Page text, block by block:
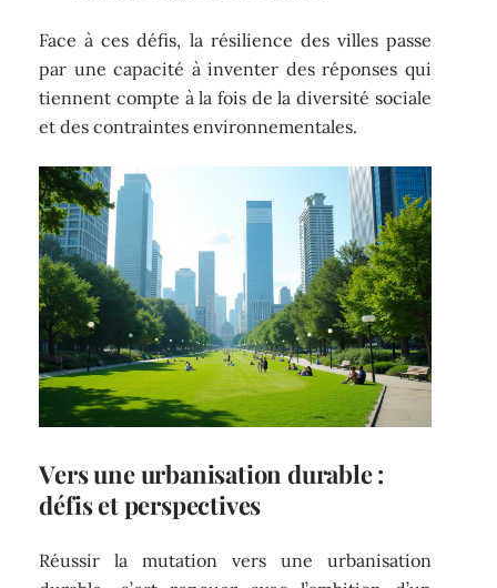
Face à ces défis, la résilience des villes passe
par une capacité à inventer des réponses qui
tiennent compte à la fois de la diversité sociale
et des contraintes environnementales.
Vers une urbanisation durable :
défis et perspectives
Réussir la mutation vers une urbanisation